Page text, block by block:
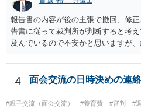
報告書の内容が後の主張で撤回、修
告書に従って裁判所が判断すると考
及んでいるので不安かと思いますが、
4 面会交流の日時決めの連
#親子交流（面会交流） #養育費 #審判 #